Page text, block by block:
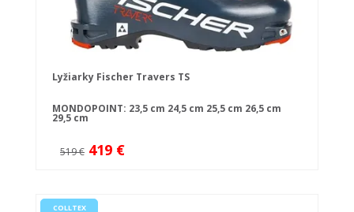
Lyžiarky Fischer Travers TS
MONDOPOINT: 23,5 cm 24,5 cm 25,5 cm 26,5 cm
29,5 cm
519 € 419 €
COLLTEX